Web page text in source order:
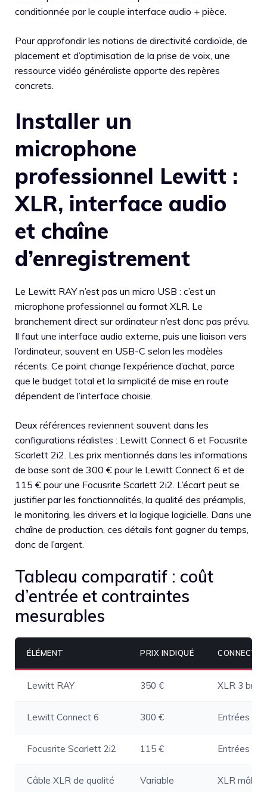
conditionnée par le couple interface audio + pièce.
Pour approfondir les notions de directivité cardioïde, de
placement et d’optimisation de la prise de voix, une
ressource vidéo généraliste apporte des repères
concrets.
Installer un
microphone
professionnel Lewitt :
XLR, interface audio
et chaîne
d’enregistrement
Le Lewitt RAY n’est pas un micro USB : c’est un
microphone professionnel au format XLR. Le
branchement direct sur ordinateur n’est donc pas prévu.
Il faut une interface audio externe, puis une liaison vers
l’ordinateur, souvent en USB-C selon les modèles
récents. Ce point change l’expérience d’achat, parce
que le budget total et la simplicité de mise en route
dépendent de l’interface choisie.
Deux références reviennent souvent dans les
configurations réalistes : Lewitt Connect 6 et Focusrite
Scarlett 2i2. Les prix mentionnés dans les informations
de base sont de 300 € pour le Lewitt Connect 6 et de
115 € pour une Focusrite Scarlett 2i2. L’écart peut se
justifier par les fonctionnalités, la qualité des préamplis,
le monitoring, les drivers et la logique logicielle. Dans une
chaîne de production, ces détails font gagner du temps,
donc de l’argent.
Tableau comparatif : coût
d’entrée et contraintes
mesurables
ÉLÉMENT PRIX INDIQUÉ
Lewitt RAY 350 € XLR 3
Lewitt Connect 6 300 € Entrées
Focusrite Scarlett 2i2 115 € Entrées
Câble XLR de qualité Variable XLR mâle/